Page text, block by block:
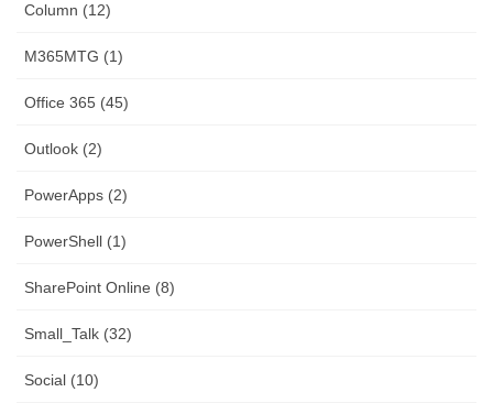
Column (12)
M365MTG (1)
Office 365 (45)
Outlook (2)
PowerApps (2)
PowerShell (1)
SharePoint Online (8)
Small_Talk (32)
Social (10)